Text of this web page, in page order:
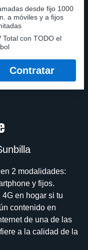
desde fijo 1000
a móviles y a fijos
Total con TODO el
Contratar
2 modalidades:
y fijos.
en hogar si tu
contenido en
de una de las
a la calidad de la